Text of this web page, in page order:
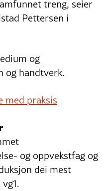
treng, seier
Pettersen i
og
og handtverk.
praksis
og oppvekstfag og
dei mest